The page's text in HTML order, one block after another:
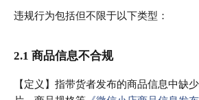
违规行为包括但不限于以下类型：
2.1 商品信息不合规
【定义】指带货者发布的商品信息中缺